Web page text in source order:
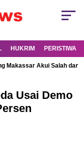
HUKRIM PERISTIWA
Makassar Akui Salah dan
Usai Demo